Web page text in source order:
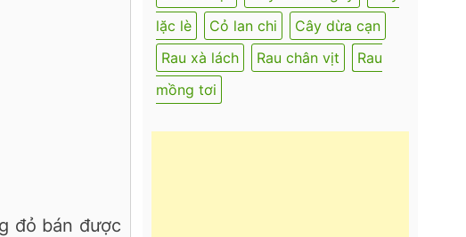
đỏ bán được
lặc lè
Cỏ lan chi
Cây dừa cạn
Rau xà lách
Rau chân vịt
Rau
mồng tơi